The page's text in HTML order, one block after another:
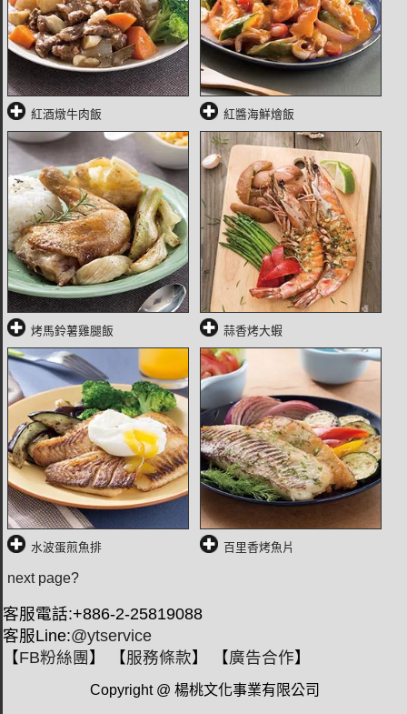
紅酒燉牛肉飯 紅醬海鮮燴飯
烤馬鈴薯雞腿飯 蒜香烤大蝦
水波蛋煎魚排 百里香烤魚片
next page?
客服電話:+886-2-25819088
客服Line:@ytservice
【FB粉絲團 】 【服務條款】 【廣告合作】
Copyright @ 楊桃文化事業有限公司